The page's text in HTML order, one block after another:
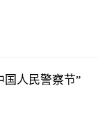
国人民警察节”